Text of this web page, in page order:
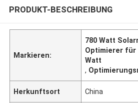
PRODUKT-BESCHREIBUNG
Markieren:
780 Watt
Optimierer für
Watt
,
Herkunftsort China